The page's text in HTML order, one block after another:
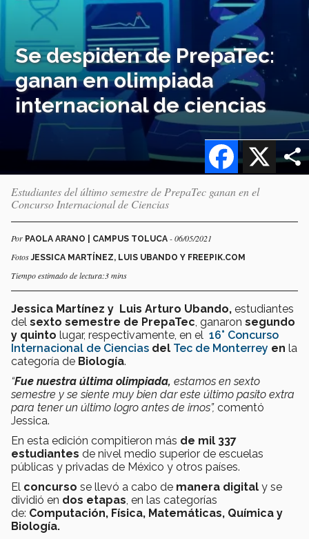
Se despiden de PrepaTec:
ganan en olimpiada
internacional de ciencias
X
Facebook
Estudiantes del último semestre de PrepaTec ganan en el
Concurso Internacional de Ciencias
Por PAOLA ARANO | CAMPUS TOLUCA - 06/05/2021
FotosJESSICA MARTÍNEZ, LUIS UBANDO Y FREEPIK.COM
Tiempo estimado de lectura:3 mins
Jessica Martínez y Luis Arturo Ubando, estudiantes
del sexto semestre de PrepaTec , ganaron segundo
y quinto lugar, respectivamente, en el 16° Concurso
Internacional de Ciencias del Tec de Monterrey en la
categoría de Biología.
“Fue nuestra última olimpiada, estamos en sexto
semestre y se siente muy bien dar este último pasito extra
para tener un último logro antes de irnos”, comentó
Jessica.
En esta edición compitieron más de mil 337
estudiantes de nivel medio superior de escuelas
públicas y privadas de México y otros países.
El concurso se llevó a cabo de manera digital y se
dividió en dos etapas , en las categorías
de: Computación, Física, Matemáticas, Química y
Biología.